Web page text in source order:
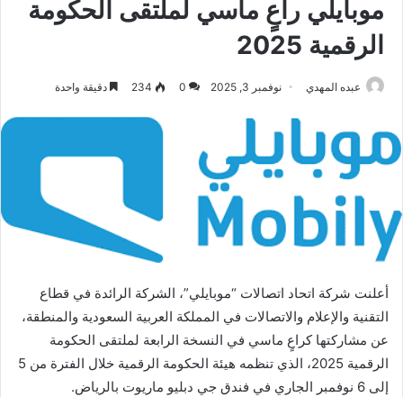
موبايلي راعٍ ماسي لملتقى الحكومة
الرقمية 2025
عبده المهدي نوفمبر 3, 2025 0
234 دقيقة واحدة
أعلنت شركة اتحاد اتصالات “موبايلي”، الشركة الرائدة في قطاع
التقنية والإعلام والاتصالات في المملكة العربية السعودية والمنطقة،
عن مشاركتها كراعٍ ماسي في النسخة الرابعة لملتقى الحكومة
الرقمية 2025، الذي تنظمه هيئة الحكومة الرقمية خلال الفترة من 5
إلى 6 نوفمبر الجاري في فندق جي دبليو ماريوت بالرياض.